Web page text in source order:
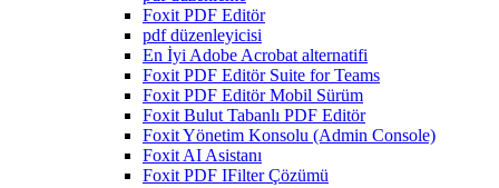
Foxit PDF Editör
pdf düzenleyicisi
En İyi Adobe Acrobat alternatifi
Foxit PDF Editör Suite for Teams
Foxit PDF Editör Mobil Sürüm
Foxit Bulut Tabanlı PDF Editör
Foxit Yönetim Konsolu (Admin Console)
Foxit AI Asistanı
Foxit PDF IFilter Çözümü